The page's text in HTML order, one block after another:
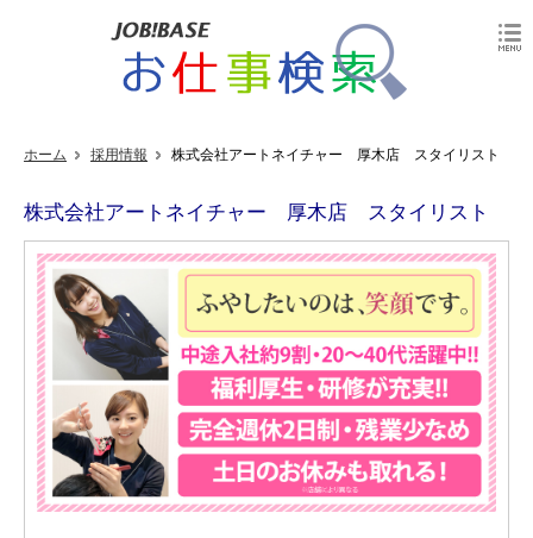
ホーム 採用情報 株式会社アートネイチャー 厚木店 スタイリスト
株式会社アートネイチャー 厚木店 スタイリスト